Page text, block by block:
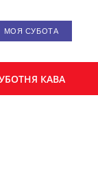
МОЯ СУБОТА
КАВА